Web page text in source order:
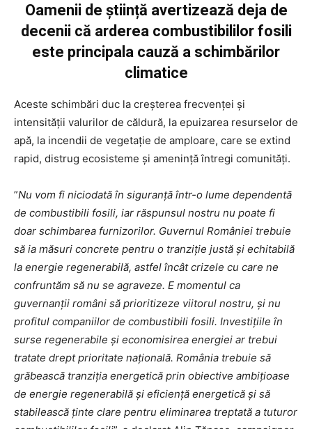
Oamenii de știință avertizează deja de
decenii că arderea combustibililor fosili
este principala cauză a schimbărilor
climatice
Aceste schimbări duc la creșterea frecvenței și
intensității valurilor de căldură, la epuizarea resurselor de
apă, la incendii de vegetație de amploare, care se extind
rapid, distrug ecosisteme și amenință întregi comunități.
”Nu vom fi niciodată în siguranță într-o lume dependentă
de combustibili fosili, iar răspunsul nostru nu poate fi
doar schimbarea furnizorilor. Guvernul României trebuie
să ia măsuri concrete pentru o tranziție justă și echitabilă
la energie regenerabilă, astfel încât crizele cu care ne
confruntăm să nu se agraveze. E momentul ca
guvernanții români să prioritizeze viitorul nostru, și nu
profitul companiilor de combustibili fosili. Investițiile în
surse regenerabile și economisirea energiei ar trebui
tratate drept prioritate națională. România trebuie să
grăbească tranziția energetică prin obiective ambițioase
de energie regenerabilă și eficiență energetică și să
stabilească ținte clare pentru eliminarea treptată a tuturor